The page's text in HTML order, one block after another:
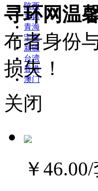
陕西
甘肃
青海
宁夏
新疆
台湾
香港
澳门
寻环网温
布者身份
损失！
关闭
￥46.00/